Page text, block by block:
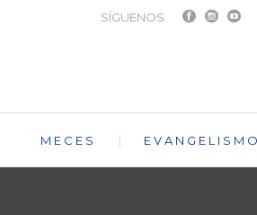
SÍGUENOS
MECES EVANGELISMO